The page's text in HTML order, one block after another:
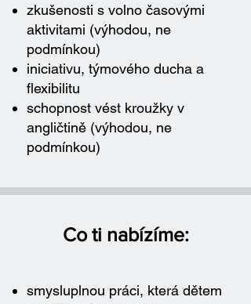
zkušenosti s volno časovými
aktivitami (výhodou, ne
podmínkou)
iniciativu, týmového ducha a
flexibilitu
schopnost vést kroužky v
angličtině (výhodou, ne
podmínkou)
Co ti nabízíme:
smysluplnou práci, která dětem